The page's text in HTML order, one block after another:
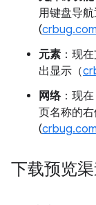
用键盘导
(
元素 ：现
出显示（
网络：现
页名称的
(
下载预览